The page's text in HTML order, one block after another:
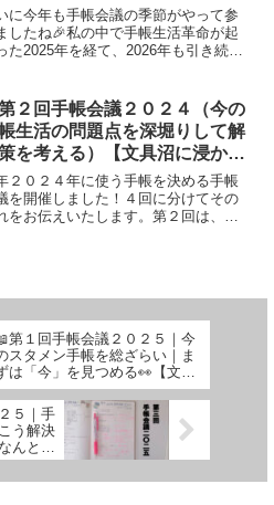
る【文具手帳沼に浸かるゆる
主婦の手帳生活】
に今年も手帳会議の季節がやって参
したね🎉私の中で手帳生活革命が起
た2025年を経て、2026年も引き続き
２回手帳会議２０２４（今の
生活の問題点を深堀りして解
を考える）【文具沼に浸かる
となく専業主婦の手帳生活】
２０２４年に使う手帳を決める手帳
を開催しました！４回に分けてその
をお伝えいたします。第２回は、第
第１回手帳会議２０２５｜今
スタメン手帳を総ざらい｜ま
は「今」を見つめる👀【文具
に浸かるなんとなく専業主婦
手帳生活】
５｜手
う解決
んとな